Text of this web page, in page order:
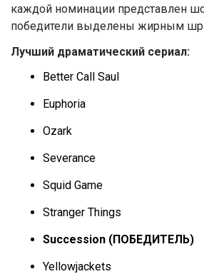
каждой номинации представлен
победители выделены жирным
Лучший драматический сериал:
Better Call Saul
Euphoria
Ozark
Severance
Squid Game
Stranger Things
Succession (ПОБЕДИТЕЛЬ)
Yellowjackets